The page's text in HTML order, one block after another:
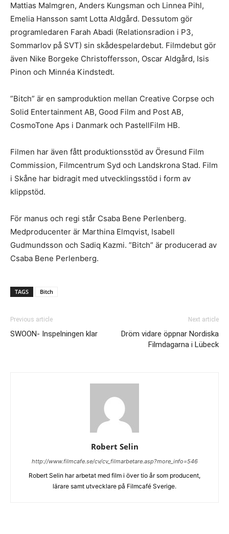
Mattias Malmgren, Anders Kungsman och Linnea Pihl,
Emelia Hansson samt Lotta Aldgård. Dessutom gör
programledaren Farah Abadi (Relationsradion i P3,
Sommarlov på SVT) sin skådespelardebut. Filmdebut gör
även Nike Borgeke Christoffersson, Oscar Aldgård, Isis
Pinon och Minnéa Kindstedt.
”Bitch” är en samproduktion mellan Creative Corpse och
Solid Entertainment AB, Good Film and Post AB,
CosmoTone Aps i Danmark och PastellFilm HB.
Filmen har även fått produktionsstöd av Öresund Film
Commission, Filmcentrum Syd och Landskrona Stad. Film
i Skåne har bidragit med utvecklingsstöd i form av
klippstöd.
För manus och regi står Csaba Bene Perlenberg.
Medproducenter är Marthina Elmqvist, Isabell
Gudmundsson och Sadiq Kazmi. ”Bitch” är producerad av
Csaba Bene Perlenberg.
TAGS Bitch
Previous article
SWOON- Inspelningen klar
Next article
Dröm vidare öppnar Nordiska
Filmdagarna i Lübeck
Robert Selin
http://www.filmcafe.se/cv/cv_filmarbetare.asp?more_info=546
Robert Selin har arbetat med film i över tio år som producent,
lärare samt utvecklare på Filmcafé Sverige.